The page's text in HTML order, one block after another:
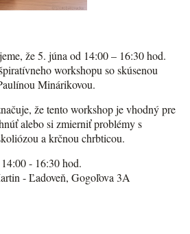
že 5. júna od 14:00 – 16:30 hod.
workshopu so skúsenou
Minárikovou.
že tento workshop je vhodný pre
alebo si zmierniť problémy s
a krčnou chrbticou.
- 16:30 hod.
- Ľadoveň, Gogoľova 3A